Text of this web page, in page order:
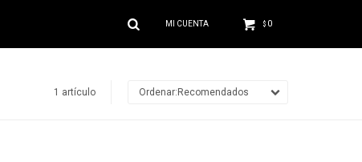
$ 0
1 artículo Recomendados